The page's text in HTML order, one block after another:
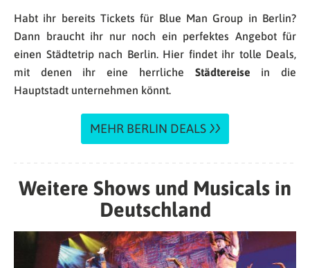
Habt ihr bereits Tickets für Blue Man Group in Berlin?
Dann braucht ihr nur noch ein perfektes Angebot für
einen Städtetrip nach Berlin. Hier findet ihr tolle Deals,
mit denen ihr eine herrliche Städtereise in die
Hauptstadt unternehmen könnt.
MEHR BERLIN DEALS
Weitere Shows und Musicals in
Deutschland